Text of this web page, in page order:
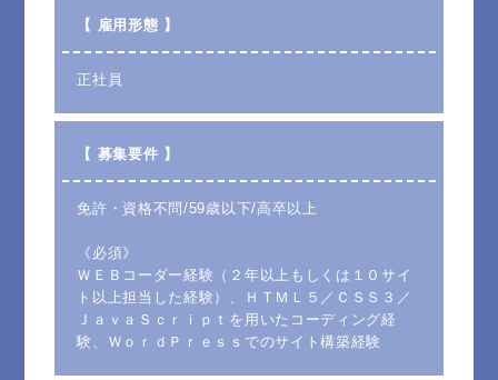
【 雇用形態 】
正社員
【 募集要件 】
免許・資格不問/59歳以下/高卒以上
《必須》
ＷＥＢコーダー経験（２年以上もしくは１０サイ
ト以上担当した経験）、ＨＴＭＬ５／ＣＳＳ３／
ＪａｖａＳｃｒｉｐｔを用いたコーディング経
験、ＷｏｒｄＰｒｅｓｓでのサイト構築経験